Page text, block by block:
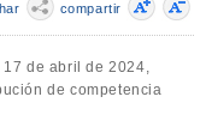
compartir
de abril de 2024,
de competencia